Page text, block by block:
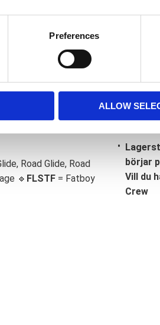
Preferences
ALLOW
Road Glide, Road
🔹 FLSTF = Fatboy
börjar
Vill du
Crew